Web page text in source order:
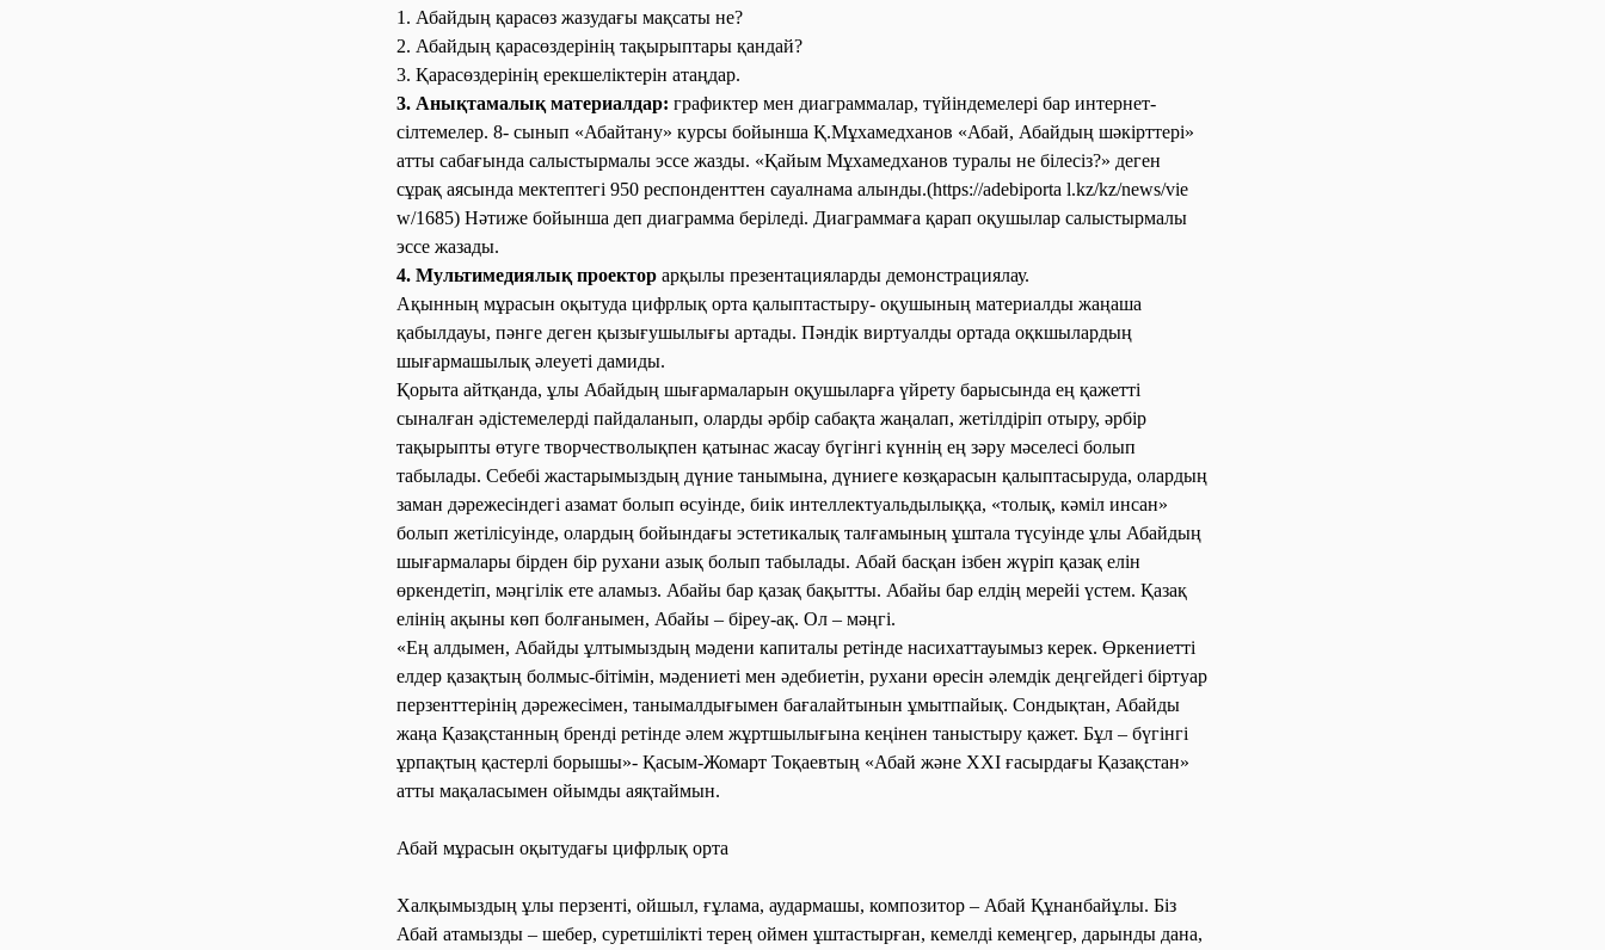
1. Абайдың қарасөз жазудағы мақсаты не?
2. Абайдың қарасөздерінің тақырыптары қандай?
3. Қарасөздерінің ерекшеліктерін атаңдар.
3. Анықтамалық материалдар: графиктер мен диаграммалар, түйіндемелері бар интернет-
сілтемелер. 8- сынып «Абайтану» курсы бойынша Қ.Мұхамедханов «Абай, Абайдың шәкірттері»
атты сабағында салыстырмалы эссе жазды. «Қайым Мұхамедханов туралы не білесіз?» деген
сұрақ аясында мектептегі 950 респонденттен сауалнама алынды.(https://adebiporta l.kz/kz/news/vie
w/1685) Нәтиже бойынша деп диаграмма беріледі. Диаграммаға қарап оқушылар салыстырмалы
эссе жазады.
4. Мультимедиялық проектор арқылы презентацияларды демонстрациялау.
Ақынның мұрасын оқытуда цифрлық орта қалыптастыру- оқушының материалды жаңаша
қабылдауы, пәнге деген қызығушылығы артады. Пәндік виртуалды ортада оқкшылардың
шығармашылық әлеуеті дамиды.
Қорыта айтқанда, ұлы Абайдың шығармаларын оқушыларға үйрету барысында ең қажетті
сыналған әдістемелерді пайдаланып, оларды әрбір сабақта жаңалап, жетілдіріп отыру, әрбір
тақырыпты өтуге творчестволықпен қатынас жасау бүгінгі күннің ең зәру мәселесі болып
табылады. Себебі жастарымыздың дүние танымына, дүниеге көзқарасын қалыптасыруда, олардың
заман дәрежесіндегі азамат болып өсуінде, биік интеллектуальдылыққа, «толық, кәміл инсан»
болып жетілісуінде, олардың бойындағы эстетикалық талғамының ұштала түсуінде ұлы Абайдың
шығармалары бірден бір рухани азық болып табылады. Абай басқан ізбен жүріп қазақ елін
өркендетіп, мәңгілік ете аламыз. Абайы бар қазақ бақытты. Абайы бар елдің мерейі үстем. Қазақ
елінің ақыны көп болғанымен, Абайы – біреу-ақ. Ол – мәңгі.
«Ең алдымен, Абайды ұлтымыздың мәдени капиталы ретінде насихаттауымыз керек. Өркениетті
елдер қазақтың болмыс-бітімін, мәдениеті мен әдебиетін, рухани өресін әлемдік деңгейдегі біртуар
перзенттерінің дәрежесімен, танымалдығымен бағалайтынын ұмытпайық. Сондықтан, Абайды
жаңа Қазақстанның бренді ретінде әлем жұртшылығына кеңінен таныстыру қажет. Бұл – бүгінгі
ұрпақтың қастерлі борышы»- Қасым-Жомарт Тоқаевтың «Абай және ХХІ ғасырдағы Қазақстан»
атты мақаласымен ойымды аяқтаймын.
Абай мұрасын оқытудағы цифрлық орта
Халқымыздың ұлы перзенті, ойшыл, ғұлама, аудармашы, композитор – Абай Құнанбайұлы. Біз
Абай атамызды – шебер, суретшілікті терең оймен ұштастырған, кемелді кемеңгер, дарынды дана,